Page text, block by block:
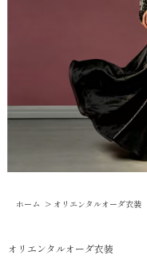
ホーム > オリエンタルオーダ衣装
オリエンタルオーダ衣装